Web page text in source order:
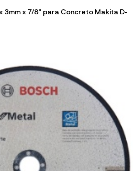
3mm x 7/8" para Concreto Makita D-